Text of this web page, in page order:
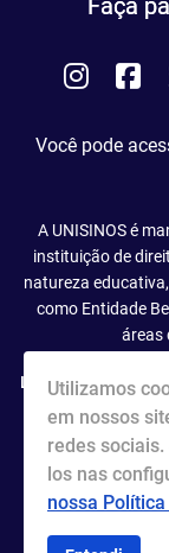
Faça
Você pode
A UNISINOS é
instituição de
natureza
como Entidade
áreas
Leia mais
Utilizamos
em nossos
redes
los nas
nossa